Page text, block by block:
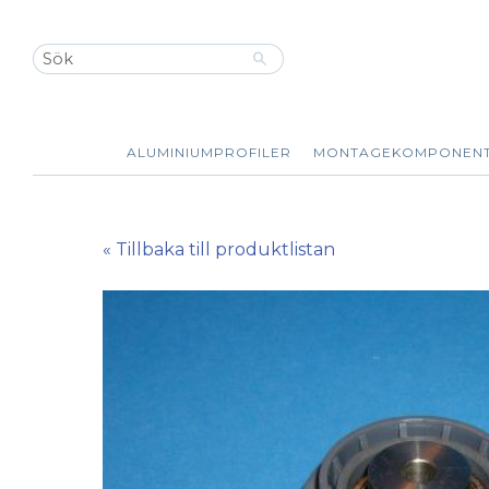
ALUMINIUMPROFILER
« Tillbaka till produktlistan